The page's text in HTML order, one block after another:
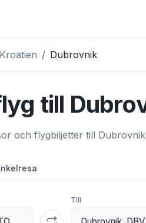
Kroatien Dubrovnik
till
och flygbiljetter till Dubrovnik
Till